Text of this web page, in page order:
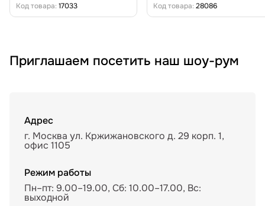
Код товара: 17033
Код товара: 28086
Приглашаем посетить наш шоу-рум
Адрес
г. Москва ул. Кржижановского д. 29 корп. 1,
офис 1105
Режим работы
Пн–пт: 9.00–19.00, Сб: 10.00–17.00, Вс:
выходной